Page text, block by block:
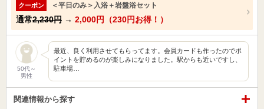
クーポン ＜平日のみ＞入浴＋岩盤浴セット
通常2,230円 → 2,000円（230円お得！）
50代～
男性
最近、良く利用させてもらってます。会員カードも作ったのでポ
イントを貯めるのが楽しみになりました。駅からも近いですし、
駐車場…
関連情報から探す